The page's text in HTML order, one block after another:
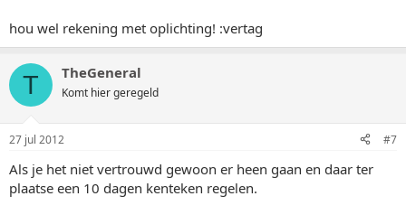
hou wel rekening met oplichting! :vertag
T TheGeneral
Komt hier geregeld
27 jul 2012 #7
Als je het niet vertrouwd gewoon er heen gaan en daar ter
plaatse een 10 dagen kenteken regelen.